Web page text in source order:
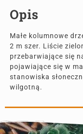
Opis
Małe kolumnowe
2 m szer. Liście
przebarwiające się
pojawiające się w
stanowiska
wilgotną.